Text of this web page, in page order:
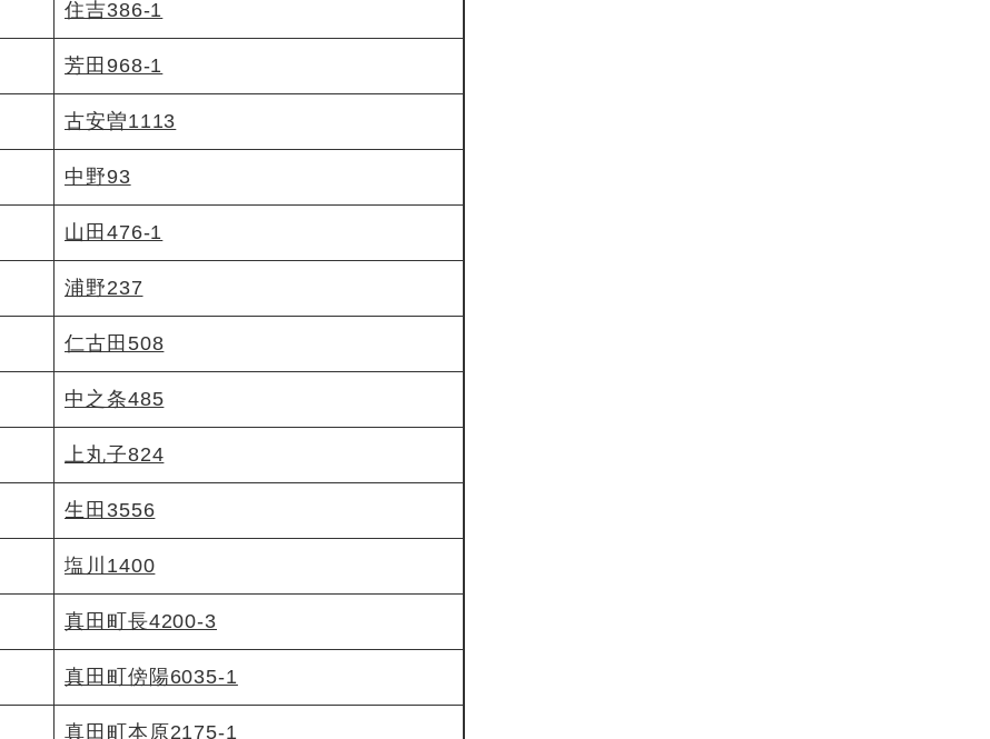
住吉386-1
芳田968-1
古安曽1113
中野93
山田476-1
浦野237
仁古田508
中之条485
上丸子824
生田3556
塩川1400
真田町長4200-3
真田町傍陽6035-1
真田町本原2175-1